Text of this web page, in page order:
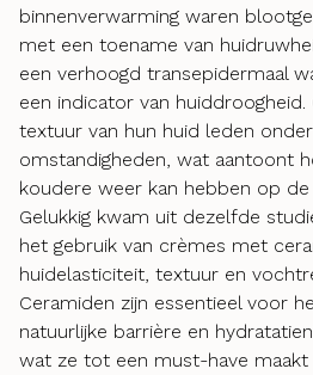
binnenverwarming waren
met een toename van
een verhoogd transepidermaal
een indicator van
textuur van hun huid leden
omstandigheden, wat aantoont
koudere weer kan hebben op de
Gelukkig kwam uit dezelfde
het gebruik van crèmes met
huidelasticiteit, textuur en
Ceramiden zijn essentieel voor
natuurlijke barrière en
wat ze tot een must-have maakt